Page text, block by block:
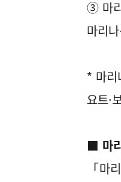
③ 마
마리
* 마리
요트·
■ 마
「마